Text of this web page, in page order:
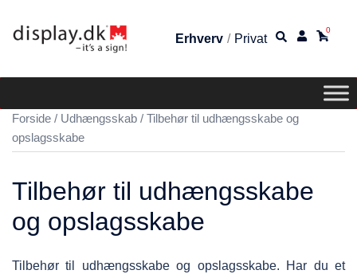
Erhverv / Privat
0
Forside / Udhængsskab / Tilbehør til udhængsskabe og
opslagsskabe
Tilbehør til udhængsskabe
og opslagsskabe
Tilbehør til udhængsskabe og opslagsskabe. Har du et